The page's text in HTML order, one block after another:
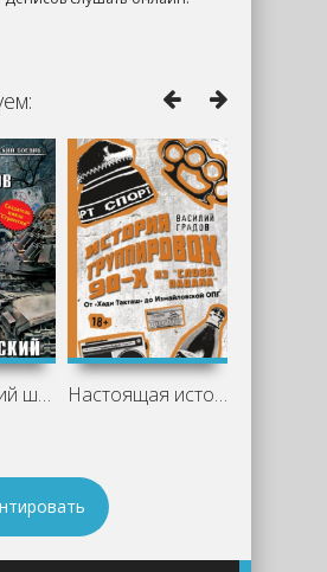
Генетический шторм - Вадим Денисов Настоящая история группировок 90-х из